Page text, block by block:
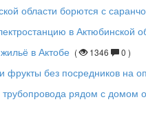
айтады?
области борются с
в Актюбинской
в Актобе ( 1346 0 )
без посредников на
рядом с домом